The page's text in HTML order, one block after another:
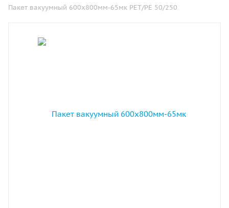
Пакет вакуумный 600х800мм-65мк РЕТ/РЕ 50/250